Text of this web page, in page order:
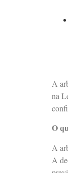
A
na
O
A
A